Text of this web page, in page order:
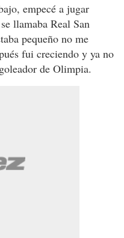
empecé a jugar
llamaba Real San
pequeño no me
fui creciendo y ya no
de Olimpia.